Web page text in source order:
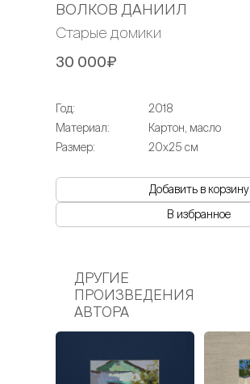
ВОЛКОВ ДАНИИЛ
Старые домики
30 000₽
Год:
2018
Материал:
Картон, масло
Размер:
20х25 см
Добавить в корзину
В избранное
ДРУГИЕ
ПРОИЗВЕДЕНИЯ
АВТОРА